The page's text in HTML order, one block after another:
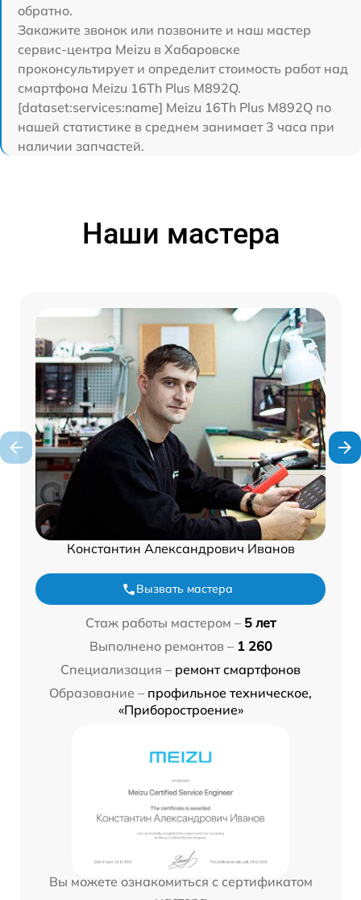
обратно.
Закажите звонок или позвоните и наш мастер
сервис-центра Meizu в Хабаровске
проконсультирует и определит стоимость работ над
смартфона Meizu 16Th Plus M892Q.
[dataset:services:name] Meizu 16Th Plus M892Q по
нашей статистике в среднем занимает 3 часа при
наличии запчастей.
Наши мастера
Константин Александрович Иванов
Вызвать мастера
Стаж работы мастером – 5 лет
Выполнено ремонтов – 1 260
Специализация – ремонт смартфонов
Образование – профильное техническое,
«Приборостроение»
Вы можете ознакомиться с сертификатом